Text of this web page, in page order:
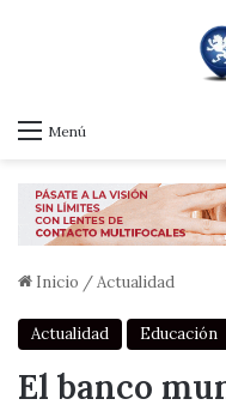
Menú
Inicio /Actualidad
Actualidad Educación
El banco